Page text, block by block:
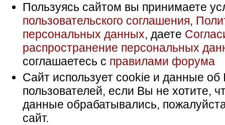
Пользуясь сайтом вы принимаете
пользовательского соглашения,
персональных данных, даете
распространение персональных
соглашаетесь с правилами форума
Сайт использует cookie и данные об
пользователей, если Вы не хотите,
данные обрабатывались,
сайт.